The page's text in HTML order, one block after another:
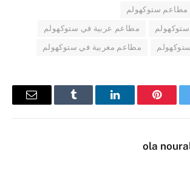
مطاعم ستوكهولم
مطاعم عربية في ستوكهولم
مطاعم مغربية في ستوكهولم
بينتيريستلينكدإن Tumblr
البريد
ola